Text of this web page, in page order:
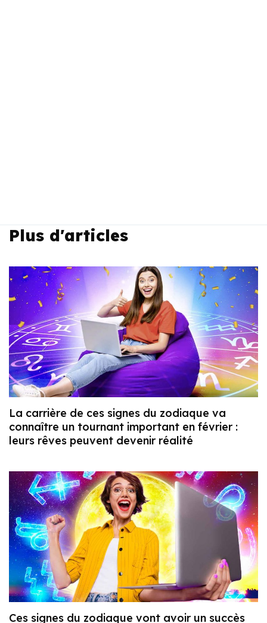
Plus d'articles
La carrière de ces signes du zodiaque va
connaître un tournant important en février :
leurs rêves peuvent devenir réalité
Ces signes du zodiaque vont avoir un succès